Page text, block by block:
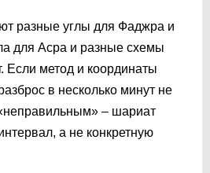
разные углы для Фаджра и
для Асра и разные схемы
Если метод и координаты
в несколько минут не
– шариат
а не конкретную